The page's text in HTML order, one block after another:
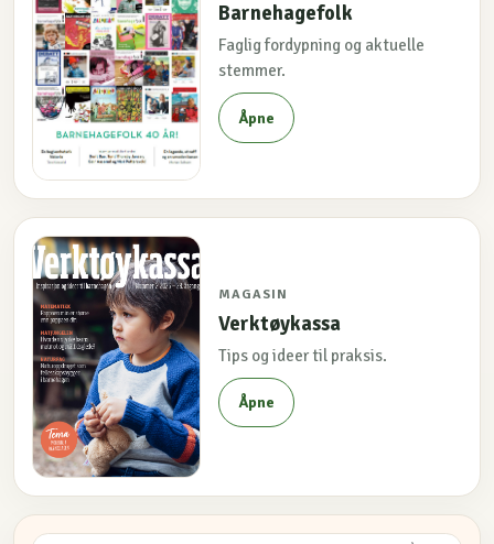
Barnehagefolk
Faglig fordypning og aktuelle
stemmer.
Åpne
MAGASIN
Verktøykassa
Tips og ideer til praksis.
Åpne